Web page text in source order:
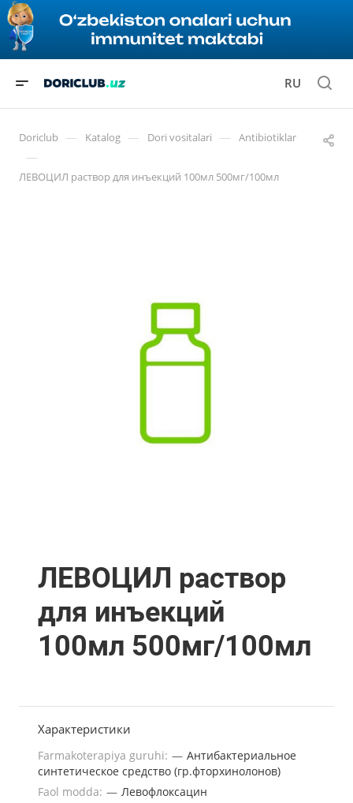
RU
Doriclub — Katalog — Dori vositalari — Antibiotiklar
—
ЛЕВОЦИЛ раствор для инъекций 100мл 500мг/100мл
ЛЕВОЦИЛ раствор
для инъекций
100мл 500мг/100мл
Характеристики
Farmakoterapiya guruhi: — Антибактериальное
синтетическое средство (гр.фторхинолонов)
Faol modda: — Левофлоксацин